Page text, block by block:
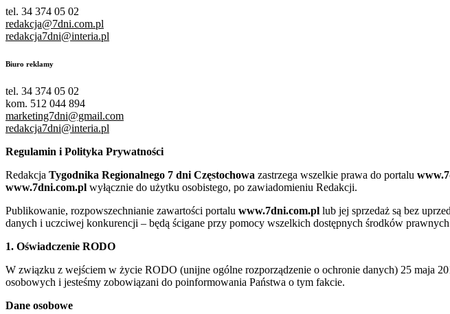
tel. 34 374 05 02
redakcja@7dni.com.pl
redakcja7dni@interia.pl
Biuro reklamy
tel. 34 374 05 02
kom. 512 044 894
marketing7dni@gmail.com
redakcja7dni@interia.pl
Regulamin i Polityka Prywatności
Redakcja Tygodnika Regionalnego 7 dni Częstochowa zastrzega wszelkie prawa do portalu
www.7dni.com.pl wyłącznie do użytku osobistego, po zawiadomieniu Redakcji.
Publikowanie, rozpowszechnianie zawartości portalu www.7dni.com.pl lub jej sprzedaż są bez
danych i uczciwej konkurencji – będą ścigane przy pomocy wszelkich dostępnych środków
1. Oświadczenie RODO
W związku z wejściem w życie RODO (unijne ogólne rozporządzenie o ochronie danych) 25 maja
osobowych i jesteśmy zobowiązani do poinformowania Państwa o tym fakcie.
Dane osobowe